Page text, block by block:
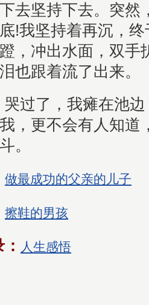
去坚持下去。突然
!我坚持着再沉，
，冲出水面，双手
也跟着流了出来。
哭过了，我瘫在池
，更不会有人知道
。
做最成功的父亲的儿子
擦鞋的男孩
人生感悟